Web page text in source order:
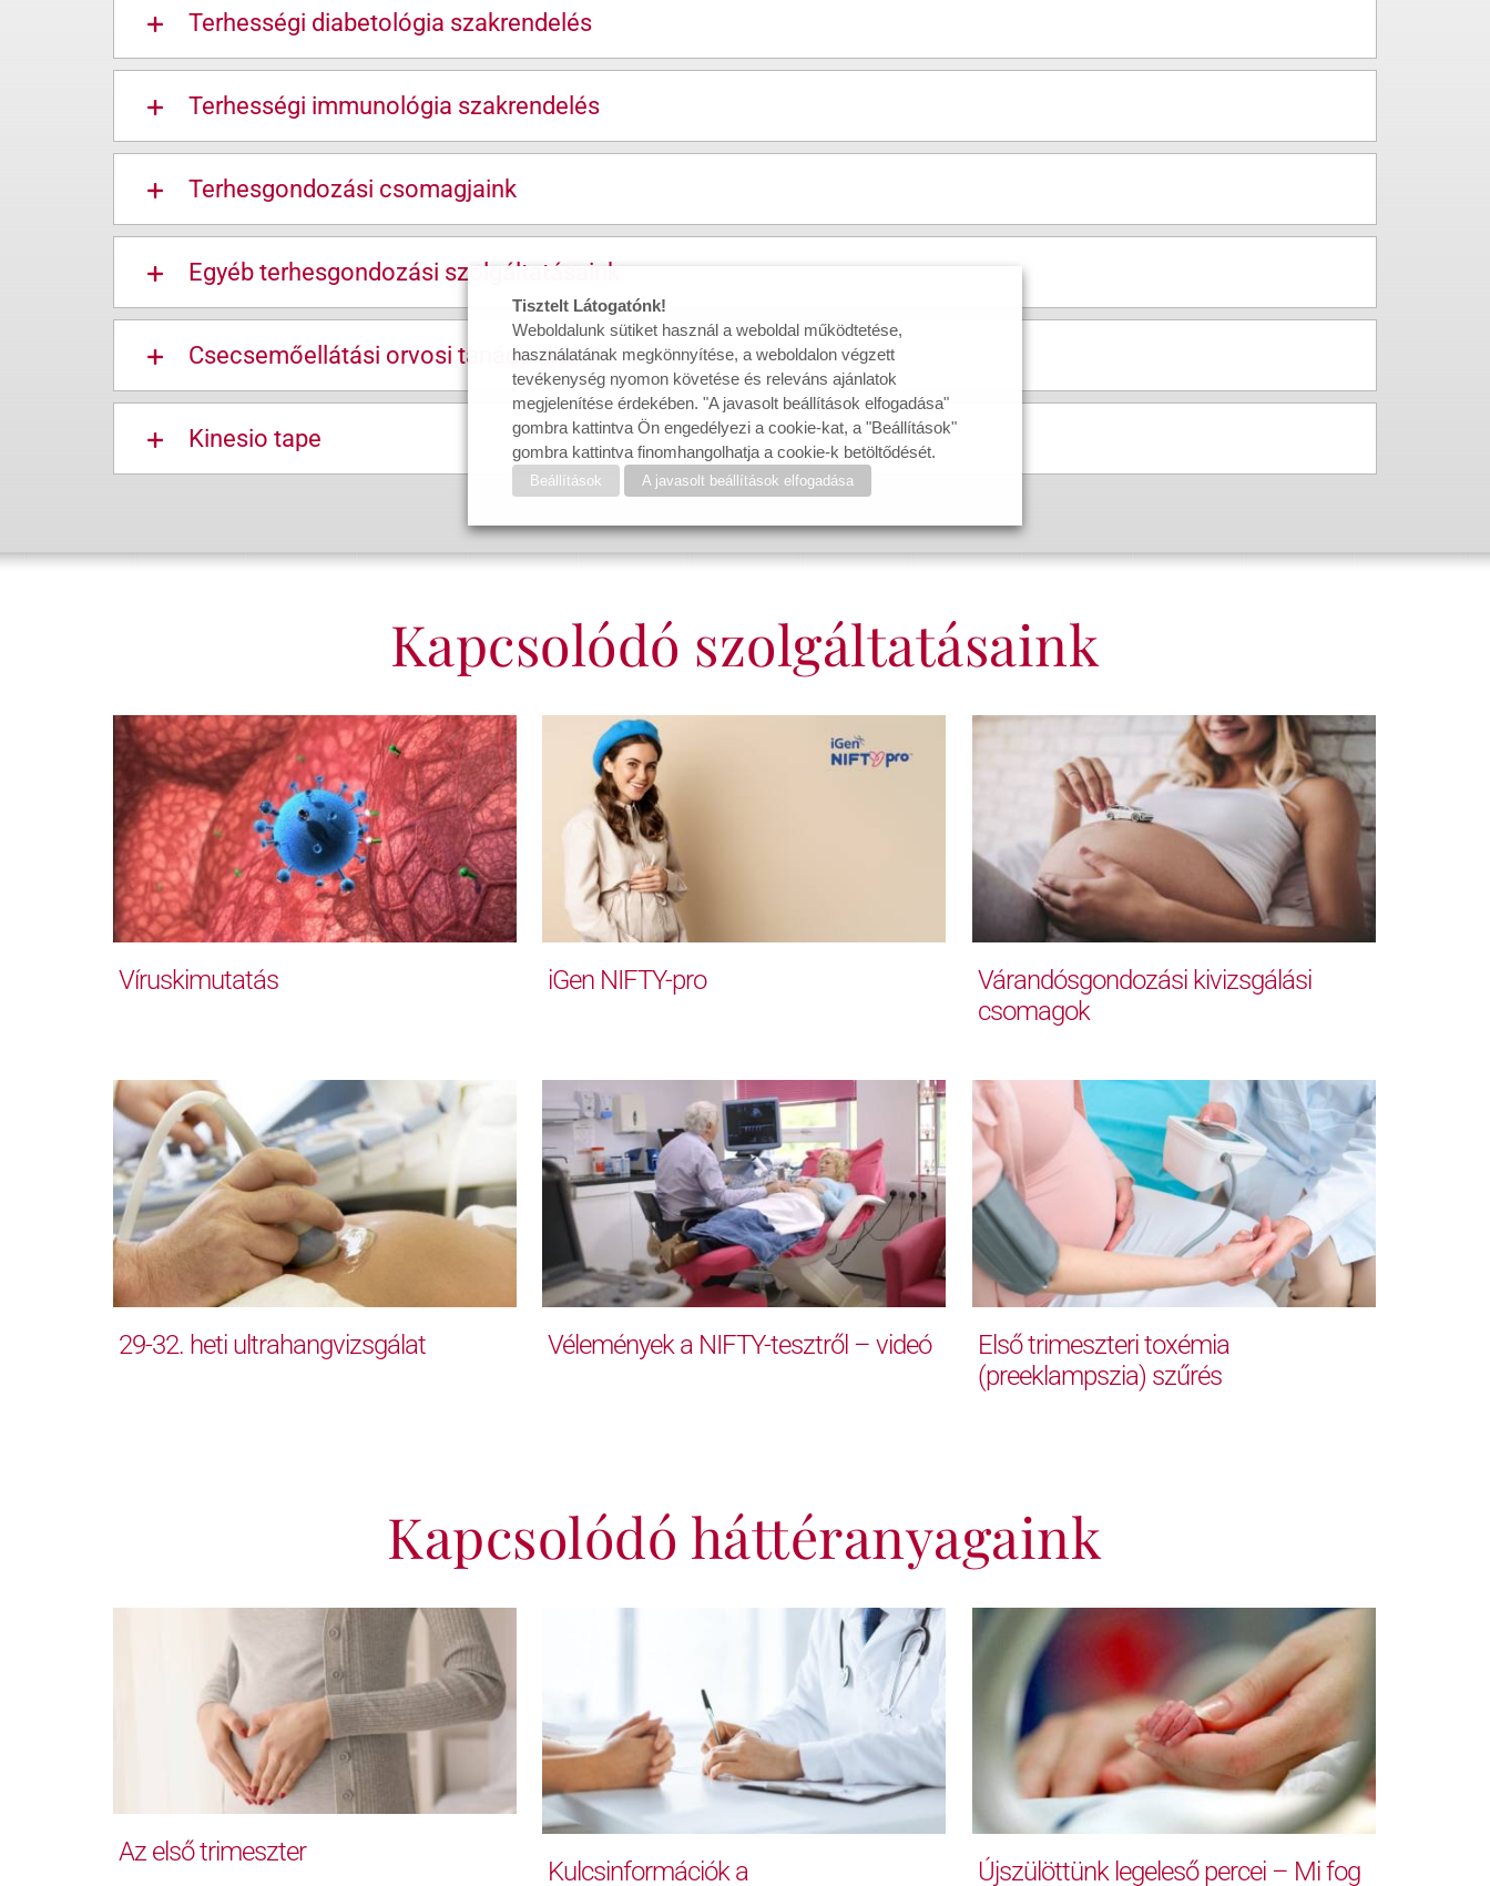
Terhességi diabetológia szakrendelés
Terhességi immunológia szakrendelés
Terhesgondozási csomagjaink
Egyéb terhesgondozási szolgáltatásaink
Csecsemőellátási orvosi tanácsadás
Kinesio tape
Kapcsolódó szolgáltatásaink
Víruskimutatás iGen NIFTY-pro
Várandósgondozási kivizsgálási
csomagok
29-32. heti ultrahangvizsgálat Vélemények a NIFTY-tesztről – videó
Első trimeszteri toxémia
(preeklampszia) szűrés
Kapcsolódó háttéranyagaink
Az első trimeszter
Kulcsinformációk a Újszülöttünk legeleső percei – Mi fog
Tisztelt Látogatónk!
Weboldalunk sütiket használ a weboldal működtetése,
használatának megkönnyítése, a weboldalon végzett
tevékenység nyomon követése és releváns ajánlatok
megjelenítése érdekében. "A javasolt beállítások elfogadása"
gombra kattintva Ön engedélyezi a cookie-kat, a "Beállítások"
gombra kattintva finomhangolhatja a cookie-k betöltődését.
Beállítások A javasolt beállítások elfogadása